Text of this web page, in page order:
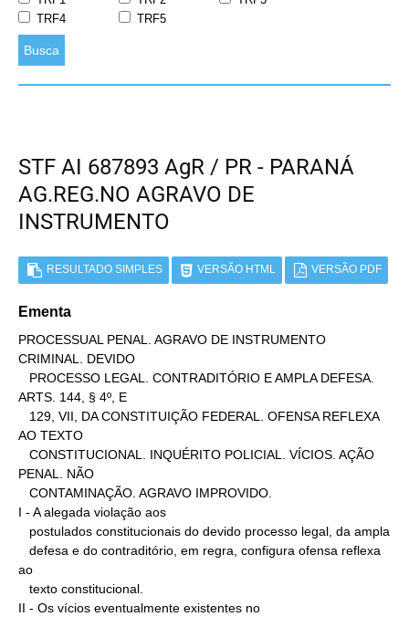
TRF4
TRF5
Busca
STF AI 687893 AgR / PR - PARANÁ
AG.REG.NO AGRAVO DE
INSTRUMENTO
RESULTADO SIMPLES VERSÃO HTML VERSÃO PDF
Ementa
PROCESSUAL PENAL. AGRAVO DE INSTRUMENTO
CRIMINAL. DEVIDO
ARTS. 144, § 4º, E
AO TEXTO
PENAL. NÃO
I - A alegada violação aos
ao
II - Os vícios eventualmente existentes no